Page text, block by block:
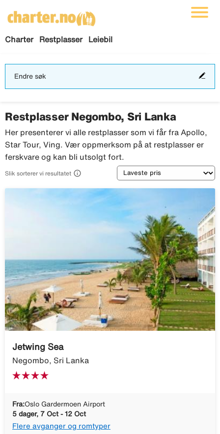
Charter Restplasser Leiebil
Endre søk
Restplasser Negombo, Sri Lanka
Her presenterer vi alle restplasser som vi får fra Apollo,
Star Tour, Ving. Vær oppmerksom på at restplasser er
ferskvare og kan bli utsolgt fort.
Slik sorterer vi resultatet  Sortering
Jetwing Sea
Negombo, Sri Lanka
Fra:Oslo Gardermoen Airport
5 dager, 7 Oct - 12 Oct
Flere avganger og romtyper